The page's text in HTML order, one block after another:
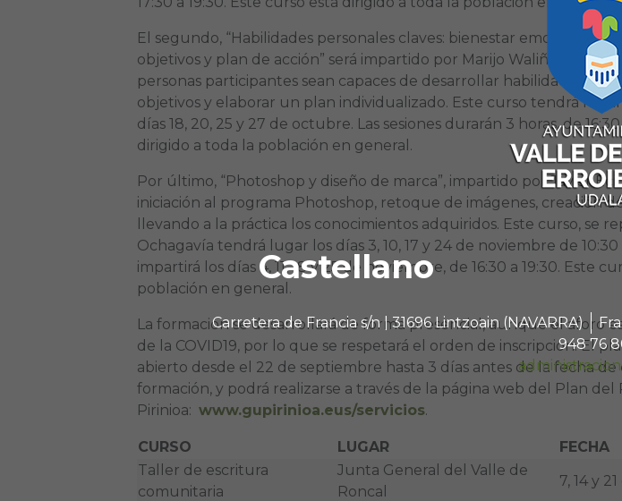
Castellano
Carretera de Francia s/n | 31696 Lintzoain (NAVARRA)
948 76
El segundo, “Habilidades personales claves: bienestar emocional,
objetivos y plan de acción” será impartido por Marijo Waliño, y tiene
personas participantes sean capaces de desarrollar habilidades
objetivos y elaborar un plan individualizado. Este curso tendrá
días 18, 20, 25 y 27 de octubre. Las sesiones durarán 3 horas, de
dirigido a toda la población en general.
Por último, “Photoshop y diseño de marca”, impartido por Javier
iniciación al programa Photoshop, retoque de imágenes, creación
llevando a la práctica los conocimientos adquiridos. Este curso, se
Ochagavía tendrá lugar los días 3, 10, 17 y 24 de noviembre de 10:30
impartirá los días 4, 11, 18 y 25 de noviembre, de 16:30 a 19:30. Este
población en general.
La formación se desarrollará de forma presencial, aunque el aforo
de la COVID19, por lo que se respetará el orden de inscripción. El
abierto desde el 22 de septiembre hasta 3 días antes de la fecha de
formación, y podrá realizarse a través de la página web del Plan del
Pirinioa: www.gupirinioa.eus/servicios.
CURSO LUGAR FECHA
Taller de escritura
comunitaria
Junta General del Valle de
Roncal
7, 14 y